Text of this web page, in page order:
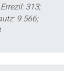
313;
9.566;